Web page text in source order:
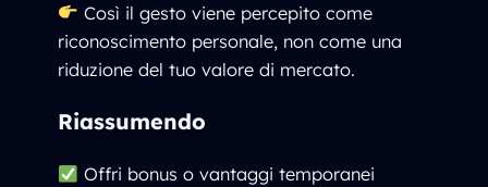
Così il gesto viene percepito come
riconoscimento personale, non come una
riduzione del tuo valore di mercato.
Riassumendo
Offri bonus o vantaggi temporanei